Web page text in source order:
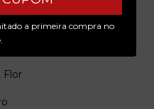
a primeira compra no
Flor